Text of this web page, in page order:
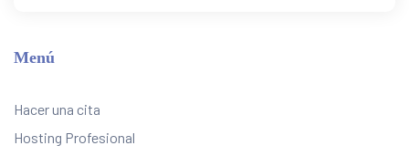
Menú
Hacer una cita
Hosting Profesional